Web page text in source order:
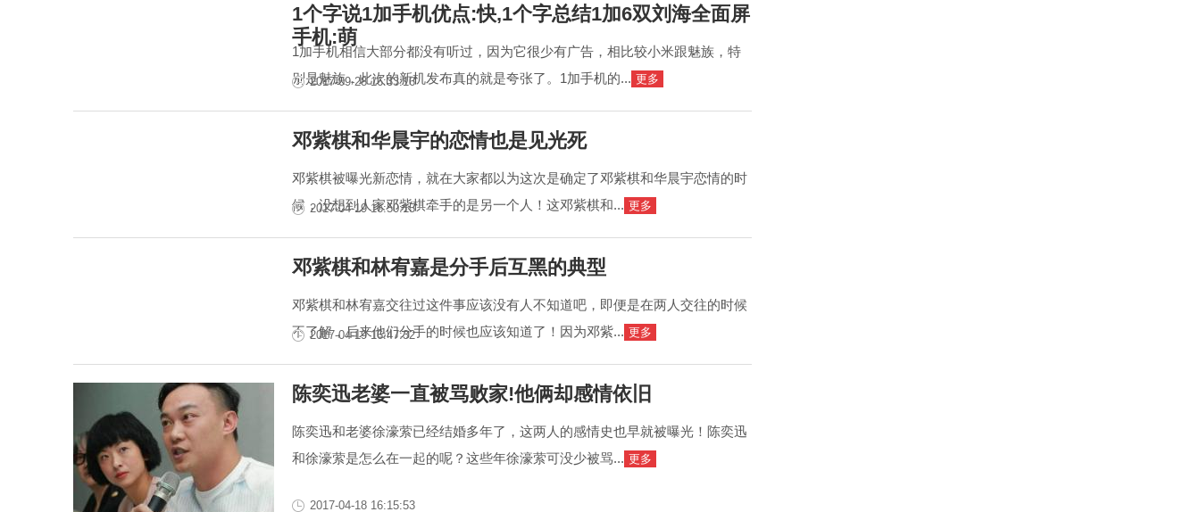
1个字说1加手机优点:快,1个字总结1加6双刘海全面屏
手机:萌
1加手机相信大部分都没有听过，因为它很少有广告，相比较小米跟魅族，特
别是魅族，此次的新机发布真的就是夸张了。1加手机的... 更多
2017-09-28 16:33:16
邓紫棋和华晨宇的恋情也是见光死
邓紫棋被曝光新恋情，就在大家都以为这次是确定了邓紫棋和华晨宇恋情的时
候，没想到人家邓紫棋牵手的是另一个人！这邓紫棋和... 更多
2017-04-19 16:50:15
邓紫棋和林宥嘉是分手后互黑的典型
邓紫棋和林宥嘉交往过这件事应该没有人不知道吧，即便是在两人交往的时候
不了解，后来他们分手的时候也应该知道了！因为邓紫... 更多
2017-04-19 16:47:32
陈奕迅老婆一直被骂败家!他俩却感情依旧
陈奕迅和老婆徐濠萦已经结婚多年了，这两人的感情史也早就被曝光！陈奕迅
和徐濠萦是怎么在一起的呢？这些年徐濠萦可没少被骂... 更多
2017-04-18 16:15:53